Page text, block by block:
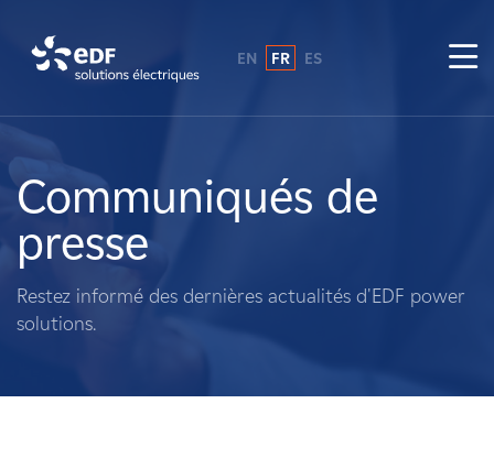
A propos de nous
Ce que nous faisons
Propriétaires fonciers
EN FR ES
Communiqués de
presse
Restez informé des dernières actualités d'EDF power
solutions.